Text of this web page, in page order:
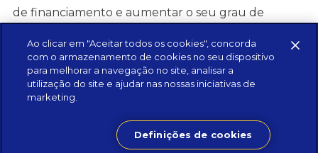
de financiamento e aumentar o seu grau de
disso, surgirão novas ferramentas e canais de
comunicação, permitindo mais facilmente construir
a […]
Ao clicar em "Aceitar todos os cookies", concorda
com o armazenamento de cookies no seu dispositivo
para melhorar a navegação no site, analisar a
utilização do site e ajudar nas nossas iniciativas de
marketing.
Definições de cookies